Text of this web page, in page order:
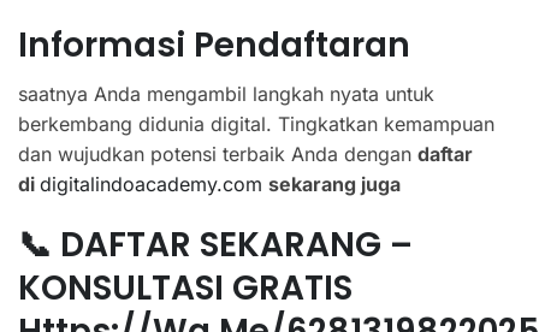
Informasi Pendaftaran
saatnya Anda mengambil langkah nyata untuk
berkembang didunia digital. Tingkatkan kemampuan
dan wujudkan potensi terbaik Anda dengan daftar
di digitalindoacademy.com sekarang juga
📞 DAFTAR SEKARANG –
KONSULTASI GRATIS